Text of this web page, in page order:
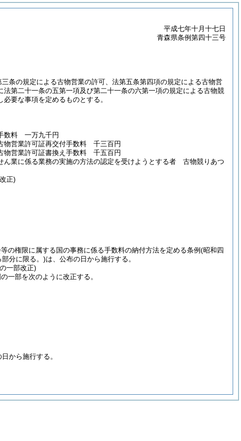
平成七年十月十七日
青森県条例第四十三号
三条の規定による古物営業の許可、法第五条第四項の規定による古物営
第二十一条の五第一項及び第二十一条の六第一項の規定による古物競
要な事項を定めるものとする。
数料 一万九千円
物営業許可証再交付手数料 千三百円
物営業許可証書換え手数料 千五百円
業に係る業務の実施の方法の認定を受けようとする者 古物競りあつ
正)
の権限に属する国の事務に係る手数料の納付方法を定める条例(昭和四
分に限る。)は、公布の日から施行する。
一部改正)
一部を次のように改正する。
から施行する。